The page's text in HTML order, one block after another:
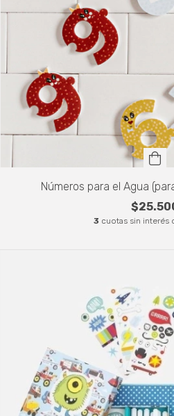
Números para el Agua
3 cuotas sin interés